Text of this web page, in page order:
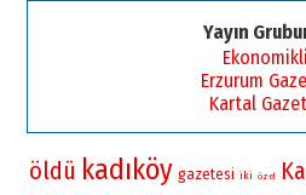
Yayın
Erzurum
Kartal
öldü kadıköy gazetesi iki özel